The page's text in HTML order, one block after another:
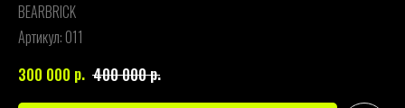
BEARBRICK
Артикул: 011
300 000 р. 400 000р.